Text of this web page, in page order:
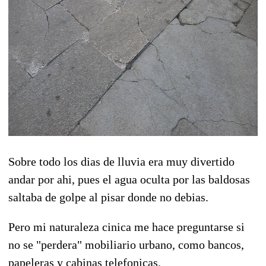
Sobre todo los dias de lluvia era muy divertido
andar por ahi, pues el agua oculta por las baldosas
saltaba de golpe al pisar donde no debias.
Pero mi naturaleza cinica me hace preguntarse si
no se "perdera" mobiliario urbano, como bancos,
papeleras y cabinas telefonicas.